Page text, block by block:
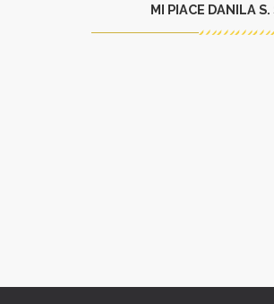
MI PIACE DANILA